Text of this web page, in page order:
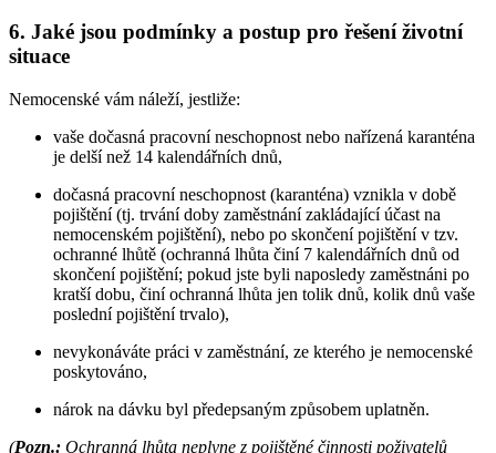
6. Jaké jsou podmínky a postup pro řešení životní
situace
Nemocenské vám náleží, jestliže:
vaše dočasná pracovní neschopnost nebo nařízená karanténa
je delší než 14 kalendářních dnů,
dočasná pracovní neschopnost (karanténa) vznikla v době
pojištění (tj. trvání doby zaměstnání zakládající účast na
nemocenském pojištění), nebo po skončení pojištění v tzv.
ochranné lhůtě (ochranná lhůta činí 7 kalendářních dnů od
skončení pojištění; pokud jste byli naposledy zaměstnáni po
kratší dobu, činí ochranná lhůta jen tolik dnů, kolik dnů vaše
poslední pojištění trvalo),
nevykonáváte práci v zaměstnání, ze kterého je nemocenské
poskytováno,
nárok na dávku byl předepsaným způsobem uplatněn.
(Pozn.: Ochranná lhůta neplyne z pojištěné činnosti poživatelů